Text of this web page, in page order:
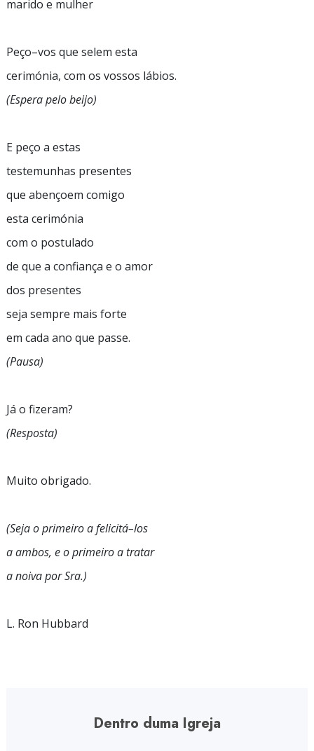
marido e mulher
Peço–vos que selem esta
cerimónia, com os vossos lábios.
(Espera pelo beijo)
E peço a estas
testemunhas presentes
que abençoem comigo
esta cerimónia
com o postulado
de que a confiança e o amor
dos presentes
seja sempre mais forte
em cada ano que passe.
(Pausa)
Já o fizeram?
(Resposta)
Muito obrigado.
(Seja o primeiro afelicitá–los
a ambos, e o primeiro a tratar
a noiva por Sra.)
L. Ron Hubbard
Dentro duma Igreja